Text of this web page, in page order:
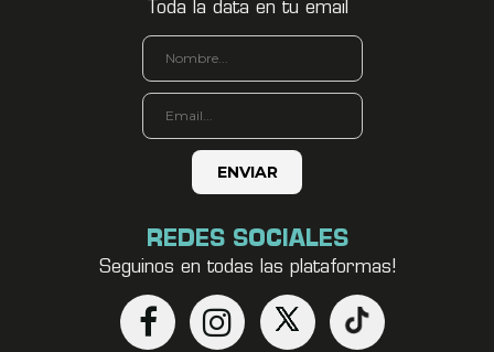
Toda la data en tu email
REDES SOCIALES
Seguinos en todas las plataformas!